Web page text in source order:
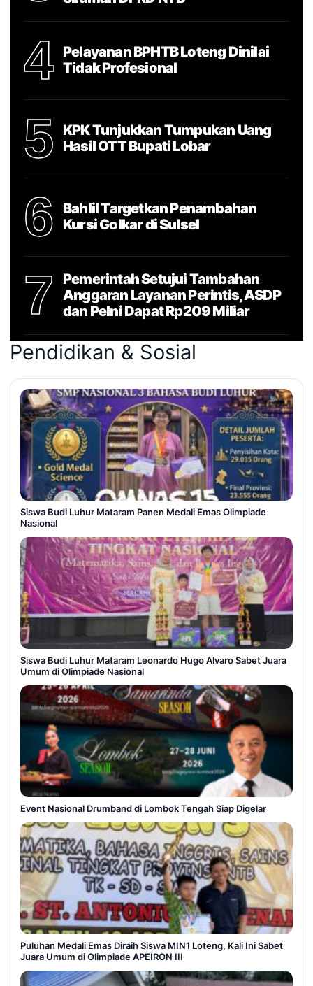
4
Pelayanan BPHTB Loteng Dinilai
Tidak Profesional
5
KPK Tunjukkan Tumpukan Uang
Hasil OTT Bupati Lobar
6
Bahlil Targetkan Penambahan
Kursi Golkar di Sulsel
7
Pemerintah Setujui Tambahan
Anggaran Layanan Perintis, ASDP
dan Pelni Dapat Rp209 Miliar
Pendidikan & Sosial
Siswa Budi Luhur Mataram Panen Medali Emas Olimpiade
Nasional
Siswa Budi Luhur Mataram Leonardo Hugo Alvaro Sabet Juara
Umum di Olimpiade Nasional
Event Nasional Drumband di Lombok Tengah Siap Digelar
Puluhan Medali Emas Diraih Siswa MIN1 Loteng, Kali Ini Sabet
Juara Umum di Olimpiade APEIRON III